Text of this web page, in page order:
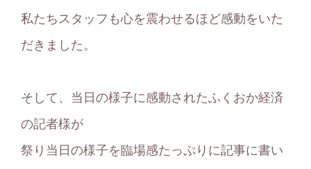
私たちスタッフも心を震わせるほど感動をいた
だきました。
そして、当日の様子に感動されたふくおか経済
の記者様が
祭り当日の様子を臨場感たっぷりに記事に書い